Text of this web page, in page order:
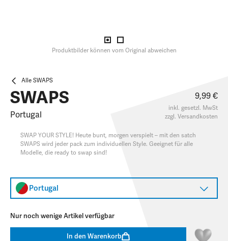
Produktbilder können vom Original abweichen
Alle SWAPS
SWAPS
Portugal
9,99 €
inkl. gesetzl. MwSt
zzgl. Versandkosten
SWAP YOUR STYLE! Heute bunt, morgen verspielt – mit den satch
SWAPS wird jeder pack zum individuellen Style. Geeignet für alle
Modelle, die ready to swap sind!
Portugal
Nur noch wenige Artikel verfügbar
In den Warenkorb